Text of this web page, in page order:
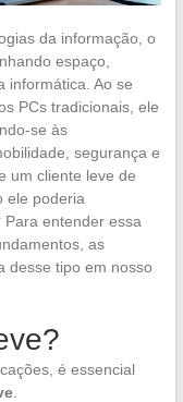
da informação, o
espaço,
informática. Ao se
PCs tradicionais, ele
se às
segurança e
um cliente leve de
ele poderia
entender essa
as
desse tipo em nosso
é essencial
.